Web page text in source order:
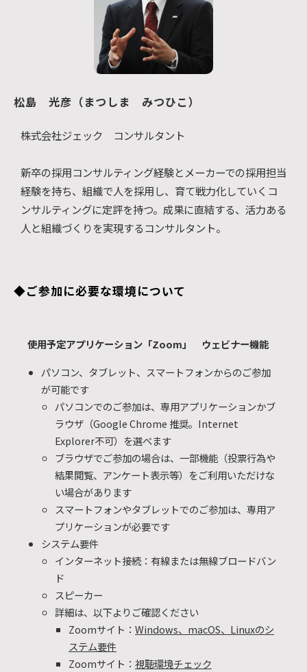
松島　光彦（まつしま　みつひこ）
株式会社ジェック コンサルタント
新卒の採用コンサルティング経験とメーカーでの採用担当
経験を持ち、組織で人を採用し、育て戦力化していくコ
ンサルティングに定評を持つ。成果に直結する、活力ある
人と組織づくりを実現するコンサルタント。
◆ご参加に必要な環境について
使用予定アプリケーション「Zoom」 ウェビナー機能
パソコン、タブレット、スマートフォンからのご参加
が可能です
パソコンでのご参加は、専用アプリケーションかブ
ラウザ（Google Chrome 推奨。Internet
Explorer不可）を選べます
ブラウザでご参加の場合は、一部機能（投票行為や
結果閲覧、アンケート表示等）をご利用いただけな
い場合があります
スマートフォンやタブレットでのご参加は、専用ア
プリケーションが必要です
システム要件
インターネット接続：有線または無線ブロードバン
ド
スピーカー
詳細は、以下よりご確認ください
Zoomサイト： Windows、macOS、Linuxのシ
ステム要件
Zoomサイト： 視聴環境チェック